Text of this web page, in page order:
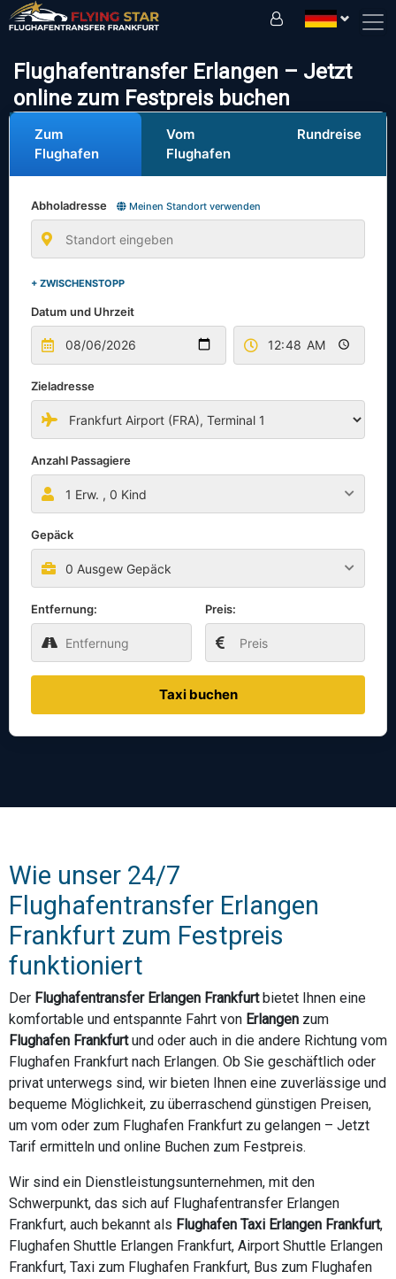
Flughafentransfer Erlangen – Jetzt
online zum Festpreis buchen
Zum
Flughafen
Vom
Flughafen
Rundreise
Abholadresse Meinen Standort verwenden
+ ZWISCHENSTOPP
Datum und Uhrzeit
Zieladresse
Anzahl Passagiere
1 Erw. , 0 Kind
Gepäck
0 Ausgew Gepäck
Entfernung: Preis:
Taxi buchen
Wie unser 24/7
Flughafentransfer Erlangen
Frankfurt zum Festpreis
funktioniert
Der Flughafentransfer Erlangen Frankfurtbietet Ihnen eine
komfortable und entspannte Fahrt von Erlangen zum
Flughafen Frankfurtund oder auch in die andere Richtung vom
Flughafen Frankfurt nach Erlangen. Ob Sie geschäftlich oder
privat unterwegs sind, wir bieten Ihnen eine zuverlässige und
bequeme Möglichkeit, zu überraschend günstigen Preisen,
um vom oder zum Flughafen Frankfurt zu gelangen – Jetzt
Tarif ermitteln und online Buchen zum Festpreis.
Wir sind ein Dienstleistungsunternehmen, mit den
Schwerpunkt, das sich auf Flughafentransfer Erlangen
Frankfurt, auch bekannt als Flughafen Taxi Erlangen Frankfurt,
Flughafen Shuttle Erlangen Frankfurt, Airport Shuttle Erlangen
Frankfurt, Taxi zum Flughafen Frankfurt, Bus zum Flughafen